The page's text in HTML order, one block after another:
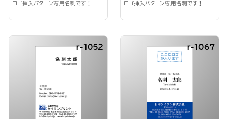
ロゴ挿入パターン専用名刺です！ ロゴ挿入パターン専用名刺です！
r-1052 r-1067